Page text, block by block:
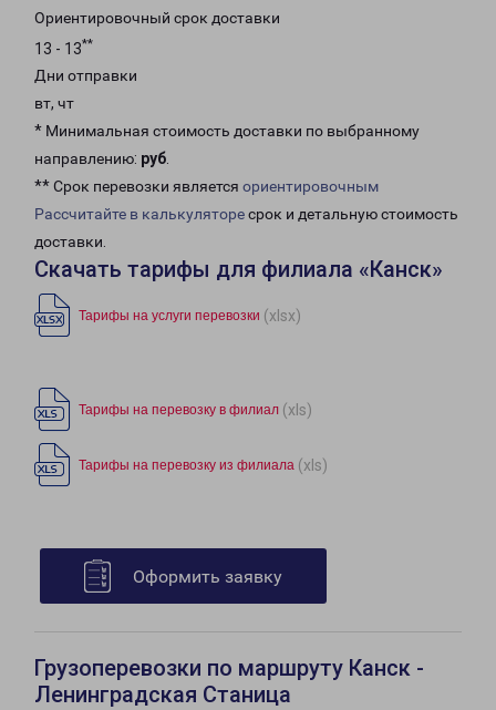
Ориентировочный срок доставки
13 - 13**
Дни отправки
вт, чт
* Минимальная стоимость доставки по выбранному
направлению: руб.
** Срок перевозки является ориентировочным
Рассчитайте в калькуляторесрок и детальную стоимость
доставки.
Скачать тарифы для филиала «Канск»
Тарифы на услуги перевозки (xlsx)
Тарифы на перевозку в филиал (xls)
Тарифы на перевозку из филиала (xls)
Оформить заявку
Грузоперевозки по маршруту Канск -
Ленинградская Станица